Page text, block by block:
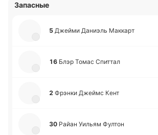
Запасные
5 Джейми Да­ниэль Ма­ккарт
16 Блэр Томас Спи­ттал
2 Фрэнки Джеймс Кент
30 Райан Уильям Фултон